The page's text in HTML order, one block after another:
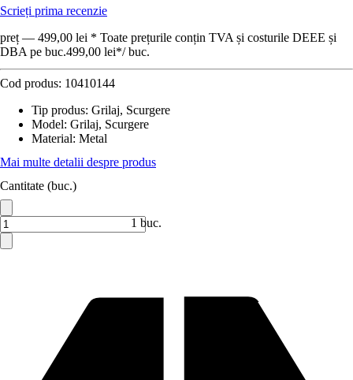
Scrieți prima recenzie
preț — 499,00 lei * Toate prețurile conțin TVA și costurile DEEE și
DBA pe buc.499,00 lei*/ buc.
Cod produs: 10410144
Tip produs: Grilaj, Scurgere
Model: Grilaj, Scurgere
Material: Metal
Mai multe detalii despre produs
Cantitate (buc.)
1 buc.